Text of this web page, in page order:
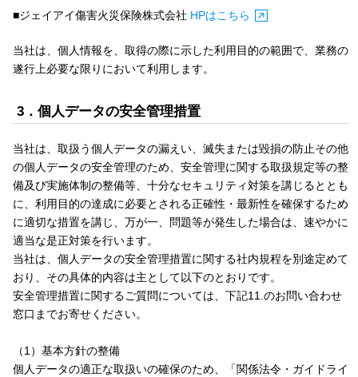
■ジェイアイ傷害火災保険株式会社 HPはこちら
当社は、個人情報を、取得の際に示した利用目的の範囲で、業務の
遂行上必要な限りにおいて利用します。
3．個人データの安全管理措置
当社は、取扱う個人データの漏えい、滅失または毀損の防止その他
の個人データの安全管理のため、安全管理に関する取扱規定等の整
備及び実施体制の整備等、十分なセキュリティ対策を講じるととも
に、利用目的の達成に必要とされる正確性・最新性を確保するため
に適切な措置を講じ、万が一、問題等が発生した場合は、速やかに
適当な是正対策を行います。
当社は、個人データの安全管理措置に関する社内規程を別途定めて
おり、その具体的内容は主として以下のとおりです。
安全管理措置に関するご質問については、下記11.のお問い合わせ
窓口までお寄せください。
（1）基本方針の整備
個人データの適正な取扱いの確保のため、「関係法令・ガイドライ